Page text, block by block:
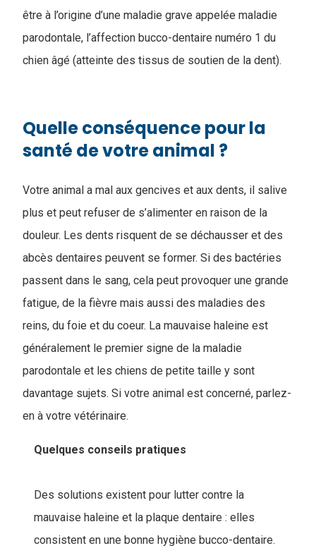
être à l’origine d’une maladie grave appelée maladie
parodontale, l’affection bucco-dentaire numéro 1 du
chien âgé (atteinte des tissus de soutien de la dent).
Quelle conséquence pour la
santé de votre animal ?
Votre animal a mal aux gencives et aux dents, il salive
plus et peut refuser de s’alimenter en raison de la
douleur. Les dents risquent de se déchausser et des
abcès dentaires peuvent se former. Si des bactéries
passent dans le sang, cela peut provoquer une grande
fatigue, de la fièvre mais aussi des maladies des
reins, du foie et du coeur. La mauvaise haleine est
généralement le premier signe de la maladie
parodontale et les chiens de petite taille y sont
davantage sujets. Si votre animal est concerné, parlez-
en à votre vétérinaire.
Quelques conseils pratiques
Des solutions existent pour lutter contre la
mauvaise haleine et la plaque dentaire : elles
consistent en une bonne hygiène bucco-dentaire.